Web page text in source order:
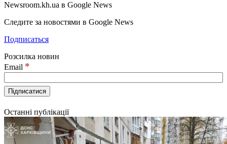
Newsroom.kh.ua в Google News
Следите за новостями в Google News
Подписаться
Розсилка новин
Email *
Останні публікації